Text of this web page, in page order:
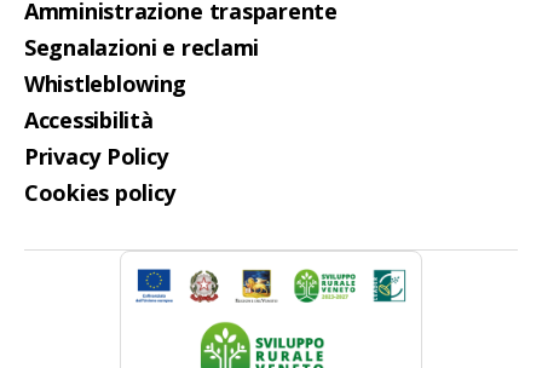
Amministrazione trasparente
Segnalazioni e reclami
Whistleblowing
Accessibilità
Privacy Policy
Cookies policy